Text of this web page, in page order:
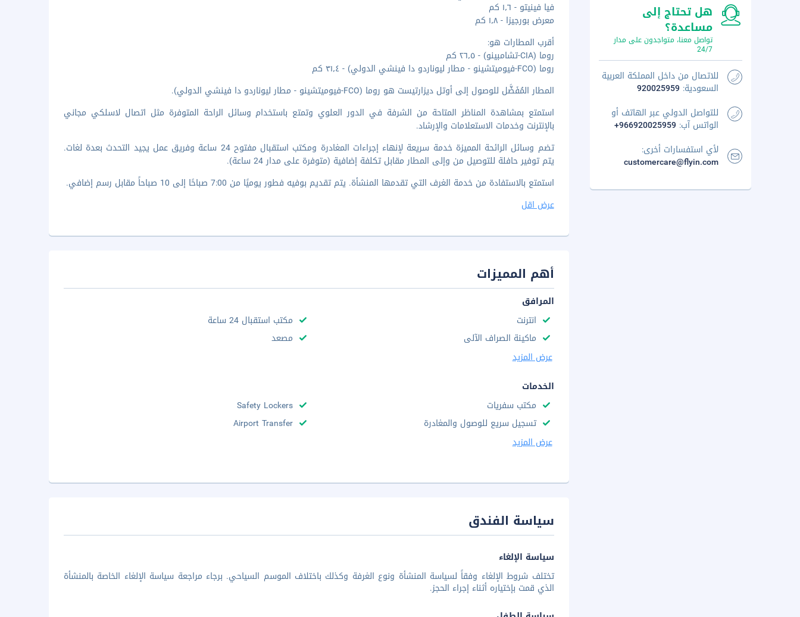
فيا فينيتو - ١٫٦ كم
معرض بورجيزا - ١٫٨ كم
أقرب المطارات هو:
روما (CIA-تشامبينو) - ٢٦٫٥ كم
روما (FCO-فيوميتشينو - مطار ليوناردو دا فينشي الدولي) - ٣١٫٤ كم
المطار المُفَضَّل للوصول إلى أوتل ديزارتيست هو روما (FCO-فيوميتشينو - مطار ليوناردو دا فينشي الدولي).
استمتع بمشاهدة المناظر المتاحة من الشرفة في الدور العلوي وتمتع باستخدام وسائل الراحة المتوفرة مثل اتصال لاسلكي مجاني
بالإنترنت وخدمات الاستعلامات والإرشاد.
تضم وسائل الرائحة المميزة خدمة سريعة لإنهاء إجراءات المغادرة ومكتب استقبال مفتوح 24 ساعة وفريق عمل يجيد التحدث بعدة لغات.
يتم توفير حافلة للتوصيل من وإلى المطار مقابل تكلفة إضافية (متوفرة على مدار 24 ساعة).
استمتع بالاستفادة من خدمة الغرف التي تقدمها المنشأة. يتم تقديم بوفيه فطور يوميًا من 7:00 صباحًا إلى 10 صباحاً مقابل رسم إضافي.
عرض اقل
أهم المميزات
المرافق
انترنت
مكتب استقبال 24 ساعة
ماكينة الصراف الآلى
مصعد
عرض المزيد
الخدمات
مكتب سفريات
Safety Lockers
تسجيل سريع للوصول والمغادرة
Airport Transfer
عرض المزيد
سياسة الفندق
سياسة الإلغاء
تختلف شروط الإلغاء وفقاً لسياسة المنشأة ونوع الغرفة وكذلك باختلاف الموسم السياحي. برجاء مراجعة سياسة الإلغاء الخاصة بالمنشأة
الذي قمت بإختياره أثناء إجراء الحجز.
هل تحتاج إلى
مساعدة؟
تواصل معنا، متواجدون على مدار
24/7
للاتصال من داخل المملكة العربية
السعودية: 920025959
للتواصل الدولي عبر الهاتف أو
الواتس آب: +966920025959
لأي استفسارات أخرى:
customercare@flyin.com